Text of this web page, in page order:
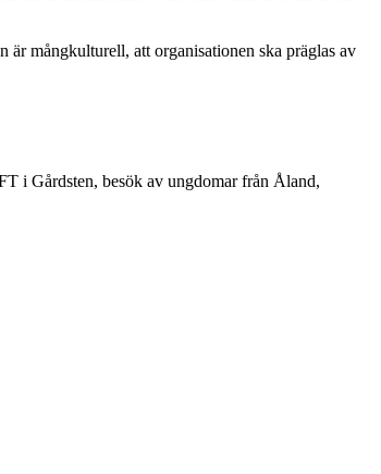
är mångkulturell, att organisationen ska präglas av
i Gårdsten, besök av ungdomar från Åland,